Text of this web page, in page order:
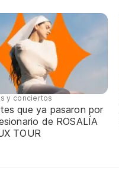
y conciertos
que ya pasaron por
de ROSALÍA
TOUR